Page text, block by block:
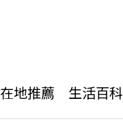
在地推薦 生活百科